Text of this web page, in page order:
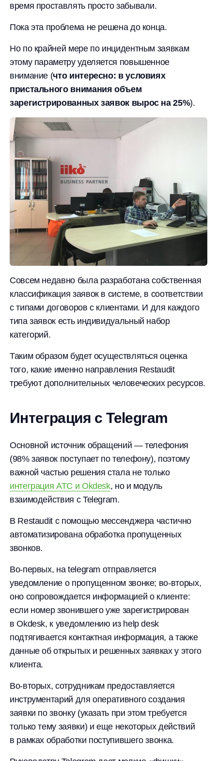
время проставлять просто забывали.
Пока эта проблема не решена до конца.
Но по крайней мере по инцидентным заявкам
этому параметру уделяется повышенное
внимание (что интересно: в условиях
пристального внимания объем
зарегистрированных заявок вырос на 25%).
Совсем недавно была разработана собственная
классификация заявок в системе, в соответствии
с типами договоров с клиентами. И для каждого
типа заявок есть индивидуальный набор
категорий.
Таким образом будет осуществляться оценка
того, какие именно направления Restaudit
требуют дополнительных человеческих ресурсов.
Интеграция с Telegram
Основной источник обращений — телефония
(98% заявок поступает по телефону), поэтому
важной частью решения стала не только
интеграция АТС и Okdesk, но и модуль
взаимодействия с Telegram.
В Restaudit с помощью мессенджера частично
автоматизирована обработка пропущенных
звонков.
Во-первых, на telegram отправляется
уведомление о пропущенном звонке; во-вторых,
оно сопровождается информацией о клиенте:
если номер звонившего уже зарегистрирован
в Okdesk, к уведомлению из help desk
подтягивается контактная информация, а также
данные об открытых и решенных заявках у этого
клиента.
Во-вторых, сотрудникам предоставляется
инструментарий для оперативного создания
заявки по звонку (указать при этом требуется
только тему заявки) и еще некоторых действий
в рамках обработки поступившего звонка.